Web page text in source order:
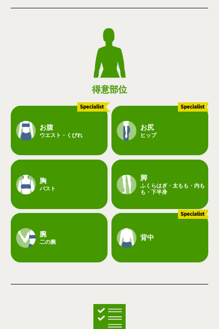
得意部位
お腹
ウエスト・くびれ
お尻
ヒップ
胸
バスト
脚
ふくらはぎ・太もも・内も
も・下半身
腕
二の腕
背中